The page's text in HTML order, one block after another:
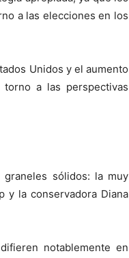
a las elecciones en los
Unidos y el aumento
a las perspectivas
sólidos: la muy
y la conservadora Diana
notablemente en